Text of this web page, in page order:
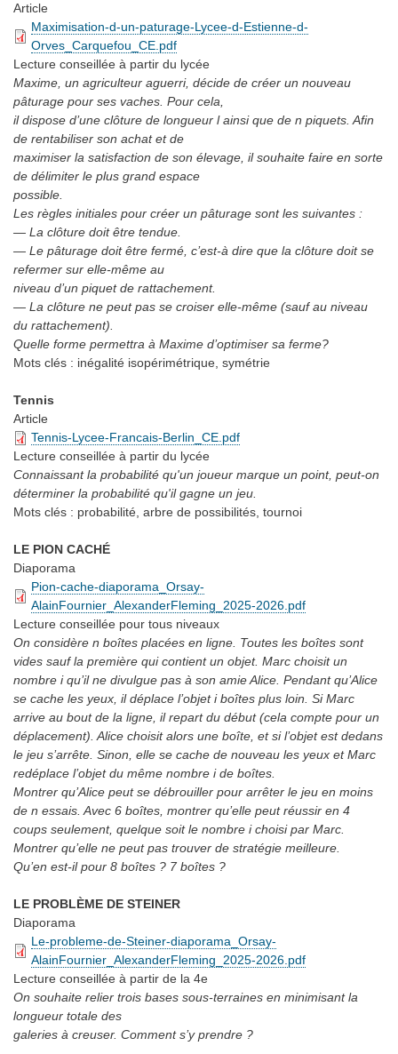
Article
Maximisation-d-un-paturage-Lycee-d-Estienne-d-
Orves_Carquefou_CE.pdf
Lecture conseillée à partir du lycée
Maxime, un agriculteur aguerri, décide de créer un nouveau
pâturage pour ses vaches. Pour cela,
il dispose d’une clôture de longueur l ainsi que de n piquets. Afin
de rentabiliser son achat et de
maximiser la satisfaction de son élevage, il souhaite faire en sorte
de délimiter le plus grand espace
possible.
Les règles initiales pour créer un pâturage sont les suivantes :
— La clôture doit être tendue.
— Le pâturage doit être fermé, c’est-à dire que la clôture doit se
refermer sur elle-même au
niveau d’un piquet de rattachement.
— La clôture ne peut pas se croiser elle-même (sauf au niveau
du rattachement).
Quelle forme permettra à Maxime d’optimiser sa ferme?
Mots clés : inégalité isopérimétrique, symétrie
Tennis
Article
Tennis-Lycee-Francais-Berlin_CE.pdf
Lecture conseillée à partir du lycée
Connaissant la probabilité qu'un joueur marque un point, peut-on
déterminer la probabilité qu'il gagne un jeu.
Mots clés : probabilité, arbre de possibilités, tournoi
LE PION CACHÉ
Diaporama
Pion-cache-diaporama_Orsay-
AlainFournier_AlexanderFleming_2025-2026.pdf
Lecture conseillée pour tous niveaux
On considère n boîtes placées en ligne. Toutes les boîtes sont
vides sauf la première qui contient un objet. Marc choisit un
nombre i qu’il ne divulgue pas à son amie Alice. Pendant qu’Alice
se cache les yeux, il déplace l’objet i boîtes plus loin. Si Marc
arrive au bout de la ligne, il repart du début (cela compte pour un
déplacement). Alice choisit alors une boîte, et si l’objet est dedans
le jeu s’arrête. Sinon, elle se cache de nouveau les yeux et Marc
redéplace l’objet du même nombre i de boîtes.
Montrer qu’Alice peut se débrouiller pour arrêter le jeu en moins
de n essais. Avec 6 boîtes, montrer qu’elle peut réussir en 4
coups seulement, quelque soit le nombre i choisi par Marc.
Montrer qu’elle ne peut pas trouver de stratégie meilleure.
Qu’en est-il pour 8 boîtes ? 7 boîtes ?
LE PROBLÈME DE STEINER
Diaporama
Le-probleme-de-Steiner-diaporama_Orsay-
AlainFournier_AlexanderFleming_2025-2026.pdf
Lecture conseillée à partir de la 4e
On souhaite relier trois bases sous-terraines en minimisant la
longueur totale des
galeries à creuser. Comment s’y prendre ?